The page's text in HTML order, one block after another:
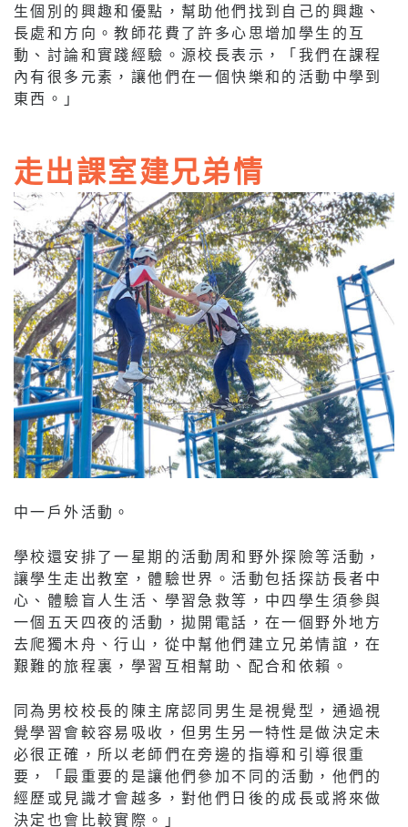
生個別的興趣和優點，幫助他們找到自己的興趣、
長處和方向。教師花費了許多心思增加學生的互
動、討論和實踐經驗。源校長表示，「我們在課程
內有很多元素，讓他們在一個快樂和的活動中學到
東西。」
走出課室建兄弟情
中一戶外活動。
學校還安排了一星期的活動周和野外探險等活動，
讓學生走出教室，體驗世界。活動包括探訪長者中
心、體驗盲人生活、學習急救等，中四學生須參與
一個五天四夜的活動，拋開電話，在一個野外地方
去爬獨木舟、行山，從中幫他們建立兄弟情誼，在
艱難的旅程裏，學習互相幫助、配合和依賴。
同為男校校長的陳主席認同男生是視覺型，通過視
覺學習會較容易吸收，但男生另一特性是做決定未
必很正確，所以老師們在旁邊的指導和引導很重
要，「最重要的是讓他們參加不同的活動，他們的
經歷或見識才會越多，對他們日後的成長或將來做
決定也會比較實際。」